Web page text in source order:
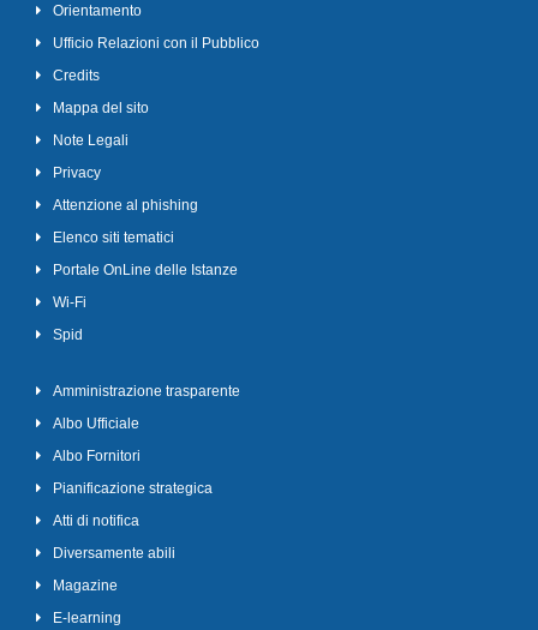
Orientamento
Ufficio Relazioni con il Pubblico
Credits
Mappa del sito
Note Legali
Privacy
Attenzione al phishing
Elenco siti tematici
Portale OnLine delle Istanze
Wi-Fi
Spid
Amministrazione trasparente
Albo Ufficiale
Albo Fornitori
Pianificazione strategica
Atti di notifica
Diversamente abili
Magazine
E-learning